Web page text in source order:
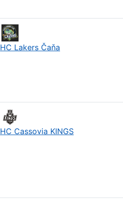
HC Lakers Čaňa
HC Cassovia KINGS